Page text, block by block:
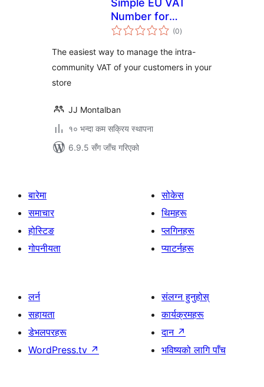
Simple EU VAT
Number for
Woocommerce
(0कुल
रेटिङ्गहरू
)
The easiest way to manage the intra-
community VAT of your customers in your
store
JJ Montalban
१० भन्दा कम सक्रिय स्थापना
6.9.5 सँग जाँच गरिएको
बारेमा
समाचार
होस्टिङ
गोपनीयता
सोकेस
थिमहरू
प्लगिनहरू
प्याटर्नहरू
लर्न
सहायता
डेभलपरहरू
WordPress.tv ↗
संलग्न हुनुहोस्
कार्यक्रमहरू
दान ↗
भविष्यको लागि पाँच